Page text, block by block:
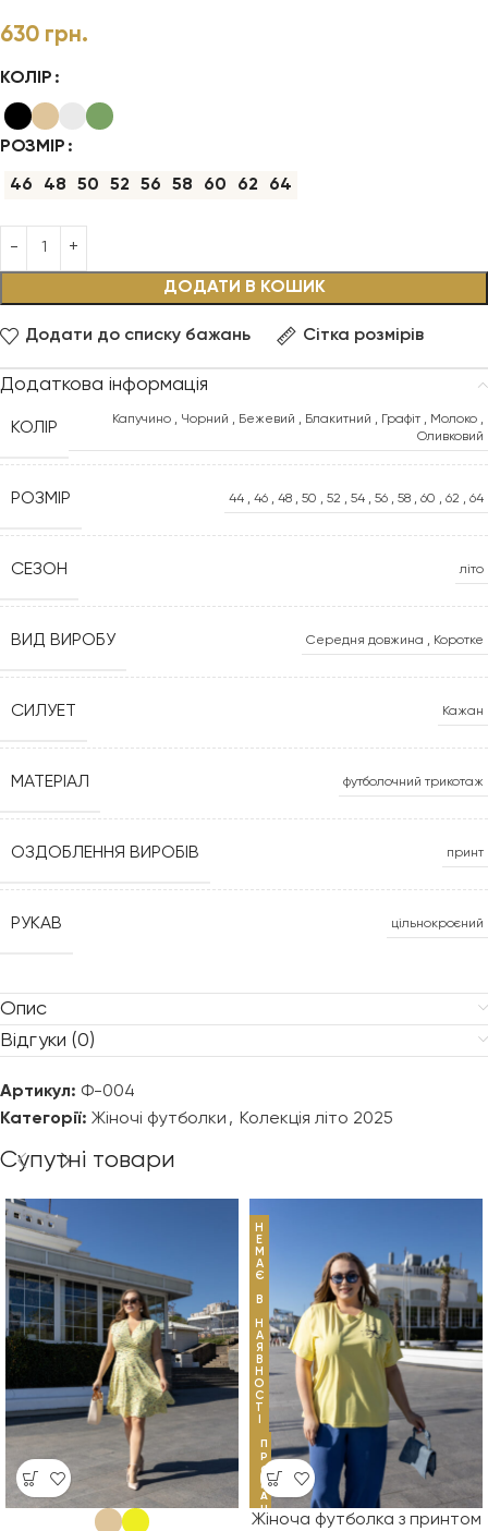
630 грн.
КОЛІР
РОЗМІР
46 48 50 52 56 58 60 62 64
ДОДАТИ В КОШИК
Додати до списку бажань Сітка розмірів
Додаткова інформація
КОЛІР Капучино , Чорний , Бежевий , Блакитний , Графіт , Молоко ,
Оливковий
РОЗМІР 44 , 46 , 48 , 50 , 52 , 54 , 56 , 58 , 60 , 62 , 64
СЕЗОН літо
ВИД ВИРОБУ Середня довжина , Коротке
СИЛУЕТ Кажан
МАТЕРІАЛ футболочний трикотаж
ОЗДОБЛЕННЯ ВИРОБІВ принт
РУКАВ цільнокроєний
Опис
Відгуки (0)
Артикул: Ф-004
Категорії: Жіночі футболки , Колекція літо 2025
Супутні товари
Н
Е
М
А
Є
В
Н
А
Я
В
Н
О
С
Т
П
Р
О
Д
А
Н
О
Жіноча футболка з принтом